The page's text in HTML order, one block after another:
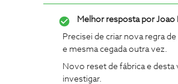
Melhor resposta porJoao
Precisei de criar nova regra
e mesma cegada outra vez.
Novo reset de fábrica e desta
investigar.